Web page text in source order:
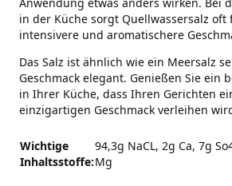
in der Küche sorgt Quellwassersalz oft
intensivere und aromatischere
Das Salz ist ähnlich wie ein Meersalz
Geschmack elegant. Genießen Sie ein
in Ihrer Küche, dass Ihren Gerichten
einzigartigen Geschmack verleihen
Wichtige
Inhaltsstoffe:
94,3g NaCL, 2g Ca, 7g
Mg